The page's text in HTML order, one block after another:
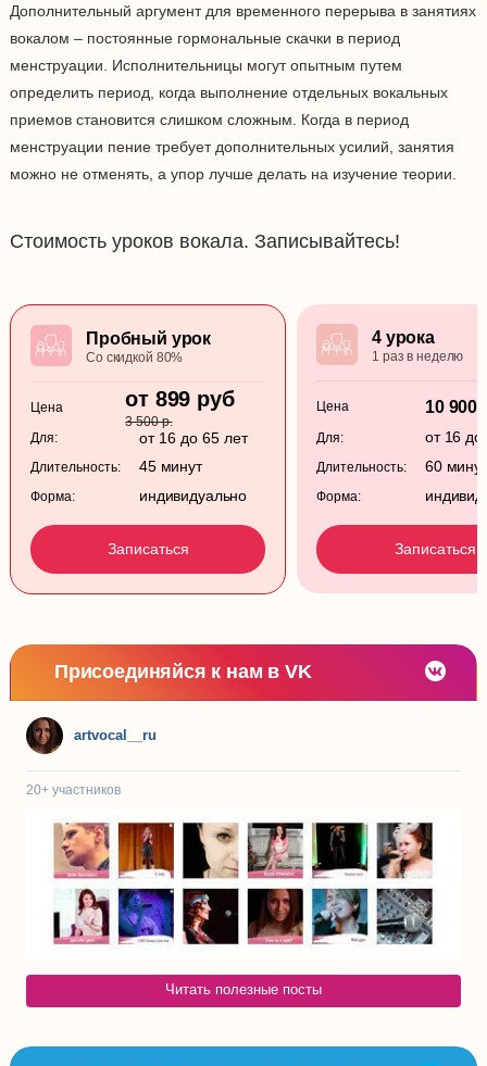
Дополнительный аргумент для временного перерыва в занятиях
вокалом – постоянные гормональные скачки в период
менструации. Исполнительницы могут опытным путем
определить период, когда выполнение отдельных вокальных
приемов становится слишком сложным. Когда в период
менструации пение требует дополнительных усилий, занятия
можно не отменять, а упор лучше делать на изучение теории.
Стоимость уроков вокала. Записывайтесь!
Пробный урок
Со скидкой 80%
Цена от 899 руб
3 500 р.
Для:
от 16 до 65 лет
Длительность: 45 минут
Форма: индивидуально
Записаться
4 урока
1 раз в неделю
Цена 10 900
Для: от 16 до
Длительность: 60 минут
Форма:
Записаться
Присоединяйся к нам в VK
artvocal__ru
20+ участников
Читать полезные посты